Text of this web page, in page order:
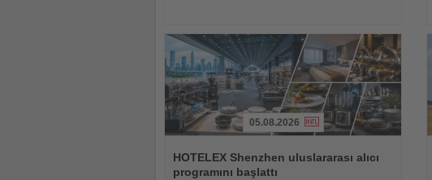
Oku
05.08.2026
HOTELEX Shenzhen uluslararası alıcı
programını başlattı